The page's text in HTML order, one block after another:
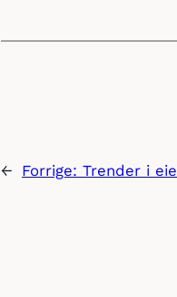
← Forrige: Trender i